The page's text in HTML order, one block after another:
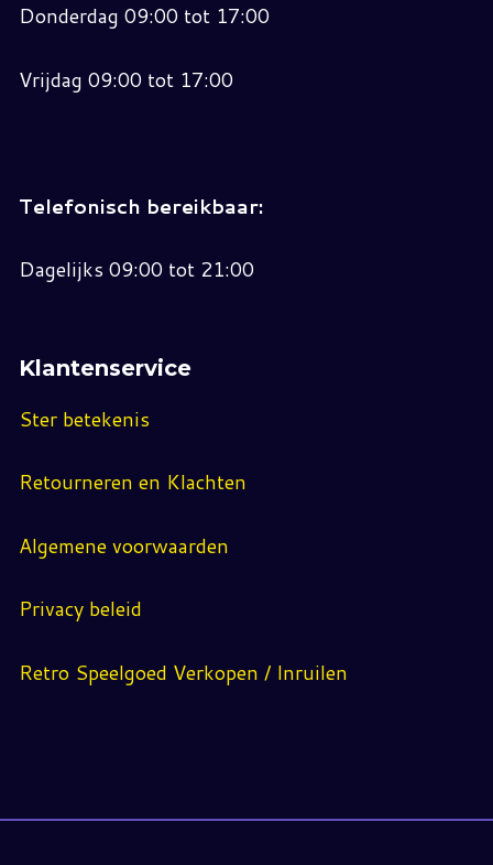
Donderdag 09:00 tot 17:00
Vrijdag 09:00 tot 17:00
Telefonisch bereikbaar:
Dagelijks 09:00 tot 21:00
Klantenservice
Ster betekenis
Retourneren en Klachten
Algemene voorwaarden
Privacy beleid
Retro Speelgoed Verkopen / Inruilen